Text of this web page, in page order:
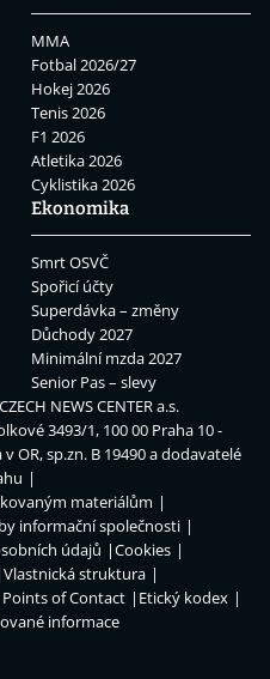
MMA
Fotbal 2026/27
Hokej 2026
Tenis 2026
F1 2026
Atletika 2026
Cyklistika 2026
Ekonomika
Smrt OSVČ
Spořicí účty
Superdávka – změny
Důchody 2027
Minimální mzda 2027
Senior Pas – slevy
CZECH NEWS CENTER a.s.
3493/1, 100 00 Praha 10 -
OR, sp.zn. B 19490 a dodavatelé
materiálům
informační společnosti
údajů
Cookies
Vlastnická struktura
of Contact
Etický kodex
informace